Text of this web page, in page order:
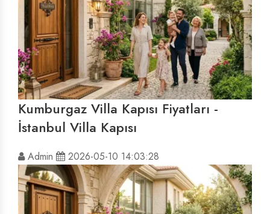
Kumburgaz Villa Kapısı Fiyatları -
İstanbul Villa Kapısı
Admin 2026-05-10 14:03:28